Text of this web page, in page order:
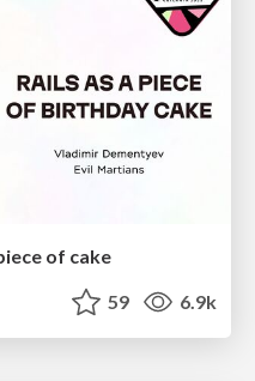
of cake
59 6.9k